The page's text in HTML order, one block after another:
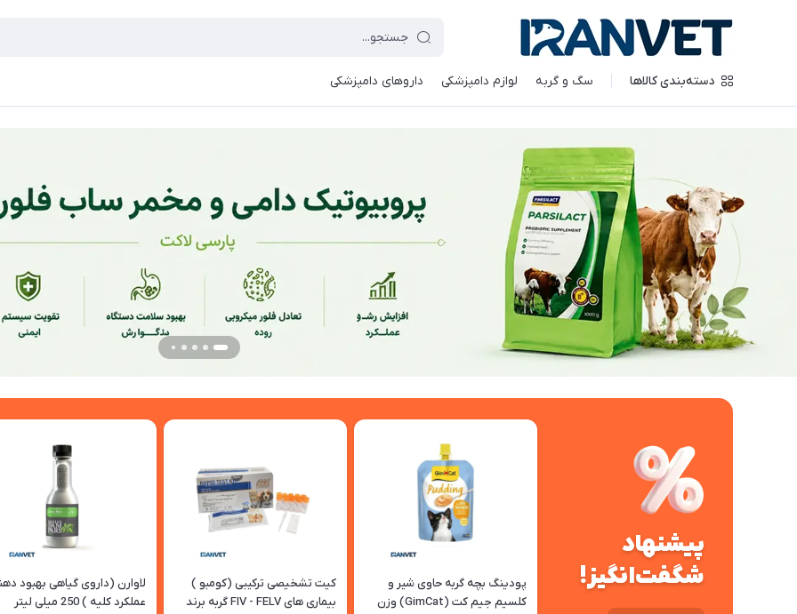
دسته‌بندی کالاها سگ و گربه لوازم دامپزشکی داروهای دامپزشکی
پیشنهاد
شگفت‌انگیز!
پودینگ بچه گربه حاوی شیر و
کلسیم جیم کت (GimCat) وزن
کیت تشخیصی ترکیبی (کومبو )
بیماری های FIV - FELV گربه برند
لاوارن (داروی گیاهی بهبود
عملکرد کلیه ) 250 میلی لیتر